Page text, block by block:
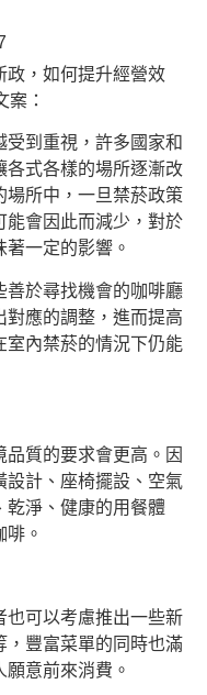
政，如何提升經營效
：
到重視，許多國家和
各式各樣的場所逐漸改
所中，一旦禁菸政策
能會因此而減少，對於
一定的影響。
善於尋找機會的咖啡廳
應的調整，進而提高
內禁菸的情況下仍能
質的要求會更高。因
設計、座椅擺設、空氣
乾淨、健康的用餐體
。
也可以考慮推出一些新
，豐富菜單的同時也滿
意前來消費。